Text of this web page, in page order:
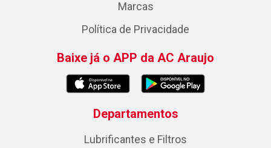
Marcas
Política de Privacidade
Baixe já o APP da AC Araujo
Departamentos
Lubrificantes e Filtros